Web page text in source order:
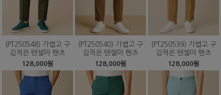
(PT250548) 가볍고 구
김적은 텐셀마 팬츠
128,000원
(PT250540) 가볍고 구
김적은 텐셀마 팬츠
128,000원
(PT250539) 가볍고 구
김적은 텐셀마 팬츠
128,000원